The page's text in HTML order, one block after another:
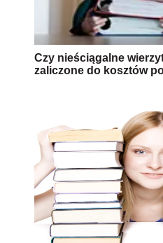
Czy nieściągalne
zaliczone do kosztów